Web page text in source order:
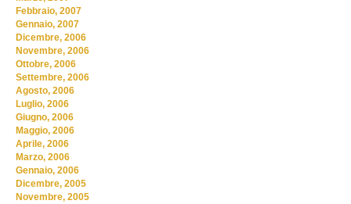
Febbraio, 2007
Gennaio, 2007
Dicembre, 2006
Novembre, 2006
Ottobre, 2006
Settembre, 2006
Agosto, 2006
Luglio, 2006
Giugno, 2006
Maggio, 2006
Aprile, 2006
Marzo, 2006
Gennaio, 2006
Dicembre, 2005
Novembre, 2005